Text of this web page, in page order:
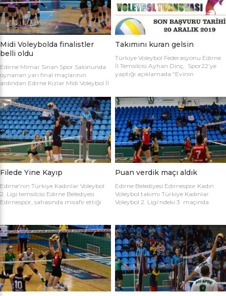
Midi Voleybolda finalistler
belli oldu
Edirne Mimar Sinan Spor Salonunda
oynanan yarı final maçlarının
ardından Edirne Kızlar Midi Voleybol İl
oynamaya hak kazanan takımlar
belirlendi. İlk oynanan yarı final
maçında Atletik Trakya takımını 25-
17, 25-7 ve 25-20’lik setlerle 3-0
mağlup eden Keşan Yıldızı takımı
finale adını ilk yazdıran takım oldu.
Oynanan ikinci maçta Avrupa
Yıldızları ile Kırcasalih […]
Takımını kuran gelsin
Türkiye Voleybol Federasyonu Edirne
İl Temsilcisi Ayhan Dinç, Spor22’ye
yaptığı açıklamada “Evinin
Temsilciliği olarak “Evinin Sultanları”
ismiyle Kadın Voleybol Turnuvası
organize ediliyor. 18 yaşını doldurmuş
tüm kadınların katılımına açık olan
turnuvaya katılım için takım
kaptanlarının sporcu listesini sağlık
raporlarıyla(sağlık ocağından
alınması yeterli) birlikte Gençlik Spor
İl […]
Filede Yine Kayıp
Edirne’nin Türkiye Kadınlar Voleybol
2. Ligi temsilcisi Edirne Belediyesi
Edirnespor, sahasında misafir ettiği
temsilcimiz Edirne Belediyesi
Edirnespor, Mimar Sinan Spor
Salonu’nda Manisa Salihli
Belediyespor’la karşılaştı. Takımlar
sahaya şu kadrolarla çıktılar: Edirne
Belediyesi Edirnespor: Simge, Edanur,
Sibel, Cere, Simge, Yaren, Halime,
Selay, Kübra, Deniz Salihli Belediye
Spor: […]
Puan verdik maçı aldık
Edirne Belediyesi Edirnespor Kadın
Voleybol takımı Türkiye Kadınlar
Voleybol 2. Ligi’ndeki 3. maçında
Salonu’nda Metin Demirbağ ve
Emrah Baran’ın yönettiği
karşılaşmaya takımlar şu kadrolarla
çıktılar: EDİRNESPOR: Simge
Gülağız, Edanur Bayraklı, Sibel Mert,
Ceren Atica, Simge Erden, S. Yaren
Tank, Halime Akay, Selay Çalışkan,
Büşra […]